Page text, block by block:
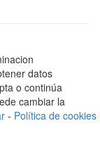
datos
o continúa
cambiar la
- Política de cookies